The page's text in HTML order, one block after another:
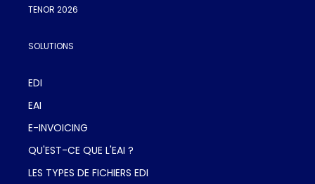
TENOR 2026
SOLUTIONS
EDI
EAI
E-INVOICING
QU'EST-CE QUE L'EAI ?
LES TYPES DE FICHIERS EDI